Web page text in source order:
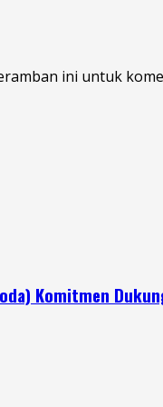
ini untuk
Komitmen